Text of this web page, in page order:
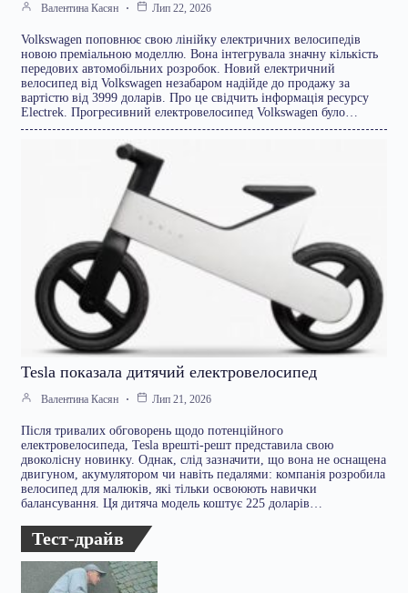
Валентина Касян Лип 22, 2026
Volkswagen поповнює свою лінійку електричних велосипедів
новою преміальною моделлю. Вона інтегрувала значну кількість
передових автомобільних розробок. Новий електричний
велосипед від Volkswagen незабаром надійде до продажу за
вартістю від 3999 доларів. Про це свідчить інформація ресурсу
Electrek. Прогресивний електровелосипед Volkswagen було…
Tesla показала дитячий електровелосипед
Валентина Касян Лип 21, 2026
Після тривалих обговорень щодо потенційного
електровелосипеда, Tesla врешті-решт представила свою
двоколісну новинку. Однак, слід зазначити, що вона не оснащена
двигуном, акумулятором чи навіть педалями: компанія розробила
велосипед для малюків, які тільки освоюють навички
балансування. Ця дитяча модель коштує 225 доларів…
Тест-драйв